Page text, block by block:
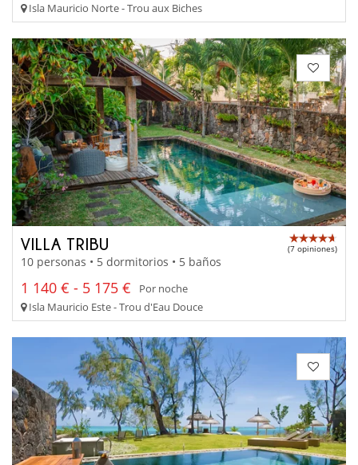
Isla Mauricio Norte - Trou aux Biches
VILLA TRIBU (7 opiniones)
10 personas • 5 dormitorios • 5 baños
1 140 € - 5 175 €
Por noche
Isla Mauricio Este - Trou d'Eau Douce